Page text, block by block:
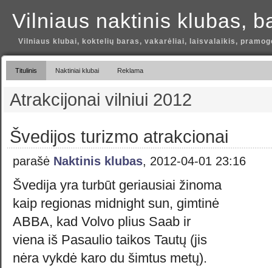
Vilniaus naktinis klubas,
Vilniaus klubai, koktelių baras, vakarėliai, laisvalaikis,
Titulinis Naktiniai klubai Reklama
Atrakcijonai vilniui 2012
Švedijos turizmo atrakcionai
parašė Naktinis klubas, 2012-04-01 23:16
Švedija yra turbūt geriausiai žinoma
kaip regionas midnight sun, gimtinė
ABBA, kad Volvo plius Saab ir
viena iš Pasaulio taikos Tautų (jis
nėra vykdė karo du šimtus metų).